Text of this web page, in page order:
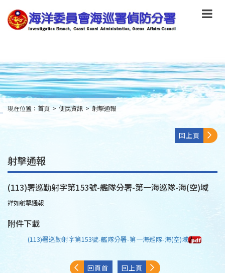
到
主
要
to
main
content
:::
現在位置： 首頁 > 便民資訊 > 射擊通報
回上頁
射擊通報
(113)署巡勤射字第153號-艦隊分署-第一海巡隊-海(空)域
詳如射擊通報
附件下載
(113)署巡勤射字第153號-艦隊分署-第一海巡隊-海(空)域
回頁首 回上頁